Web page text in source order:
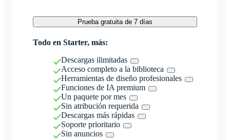
Prueba gratuita de 7 días
Todo en Starter, más:
Descargas ilimitadas
Acceso completo a la biblioteca
Herramientas de diseño profesionales
Funciones de IA premium
Un paquete por mes
Sin atribución requerida
Descargas más rápidas
Soporte prioritario
Sin anuncios